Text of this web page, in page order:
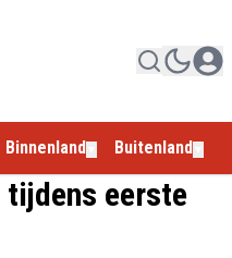
Binnenland Buitenland
tijdens eerste